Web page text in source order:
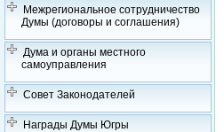
Межрегиональное сотрудничество
Думы (договоры и соглашения)
Дума и органы местного
самоуправления
Совет Законодателей
Награды Думы Югры